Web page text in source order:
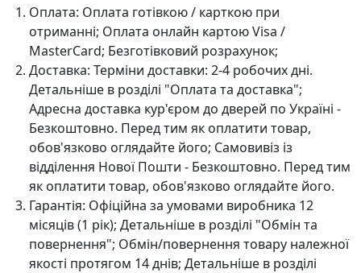
Оплата: Оплата готівкою / карткою при
отриманні; Оплата онлайн картою Visa /
MasterCard; Безготівковий розрахунок;
Доставка: Терміни доставки: 2-4 робочих дні.
Детальніше в розділі "Оплата та доставка";
Адресна доставка кур'єром до дверей по Україні -
Безкоштовно. Перед тим як оплатити товар,
обов'язково оглядайте його; Самовивіз із
відділення Нової Пошти - Безкоштовно. Перед тим
як оплатити товар, обов'язково оглядайте його.
Гарантія: Офіційна за умовами виробника 12
місяців (1 рік); Детальніше в розділі "Oбмін та
повернення"; Обмін/повернення товару належної
якості протягом 14 днів; Детальніше в розділі